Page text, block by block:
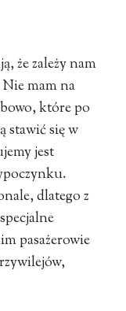
że zależy nam
mam na
które po
stawić się w
jest
dlatego z
pasażerowie